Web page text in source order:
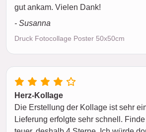
gut ankam. Vielen Dank!
- Susanna
Druck Fotocollage Poster 50x50cm
Herz-Kollage
Die Erstellung der Kollage ist sehr
Lieferung erfolgte sehr schnell.